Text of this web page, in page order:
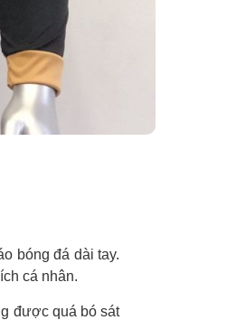
bóng đá dài tay.
cá nhân.
được quá bó sát